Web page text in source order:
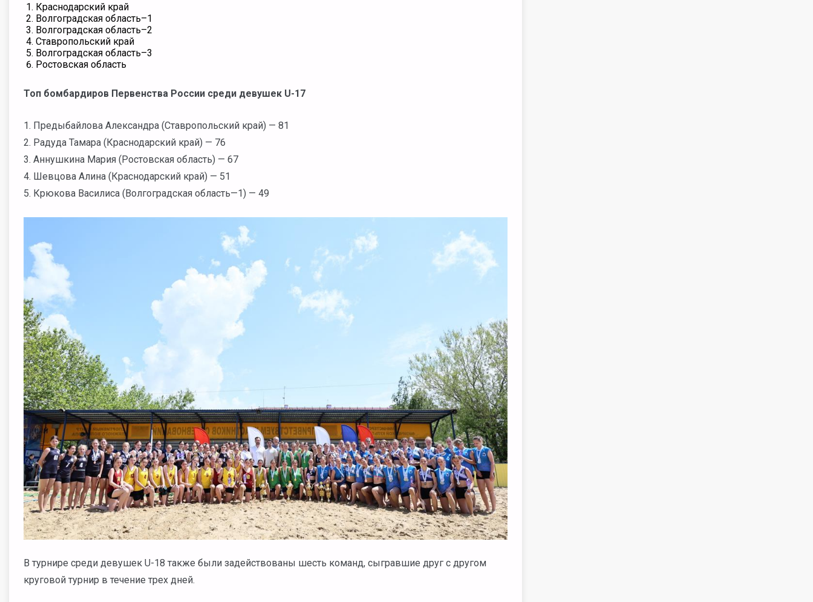
Краснодарский край
Волгоградская область–1
Волгоградская область–2
Ставропольский край
Волгоградская область–3
Ростовская область
Топ бомбардиров Первенства России среди девушек U-17
1. Предыбайлова Александра (Ставропольский край) — 81
2. Радуда Тамара (Краснодарский край) — 76
3. Аннушкина Мария (Ростовская область) — 67
4. Шевцова Алина (Краснодарский край) — 51
5. Крюкова Василиса (Волгоградская область—1) — 49
В турнире среди девушек U-18 также были задействованы шесть команд, сыгравшие друг с другом
круговой турнир в течение трех дней.